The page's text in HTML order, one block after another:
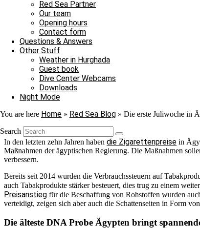
Red Sea Partner
Our team
Opening hours
Contact form
Questions & Answers
Other Stuff
Weather in Hurghada
Guest book
Dive Center Webcams
Downloads
Night Mode
You are here Home » Red Sea Blog » Die erste Juliwoche in
Search
Besonders spannend ist ihre
Zuchtstationen wurde sogar Jungfernzeugung beobachtet,
Überfischung, Beifang und unschönerweise Nachfrage im
Der Zebrahai ist nicht nur ein beeindruckender
Die Preise für Rauchwaren in Ägypten steigen
Das ägyptische Abgeordnetenhaus hat eine von der
soziale Gerechtigkeit zu fördern. Das nahm man zum Anlass,
LE und 57 LE lagen, werden künftig zwischen 48 und 69 LE
Heets kosten jetzt 69 EGP, Terea 76 EGP und Terea Capsule 80
In den letzten zehn Jahren haben die Zigarettenpreise in
Maßnahmen der ägyptischen Regierung. Die Maßnahmen
verbessern.
Bereits seit 2014 wurden die Verbrauchssteuern auf
auch Tabakprodukte stärker besteuert, dies trug zu einem
Preisanstieg für die Beschaffung von Rohstoffen wurden
verteidigt, zeigen sich aber auch die Schattenseiten in Form
Die älteste DNA Probe Ägypten bringt